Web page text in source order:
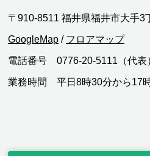
〒910-8511 福井県福井市大手3
GoogleMap / フロアマップ
電話番号 0776-20-5111（代表
業務時間 平日8時30分から17